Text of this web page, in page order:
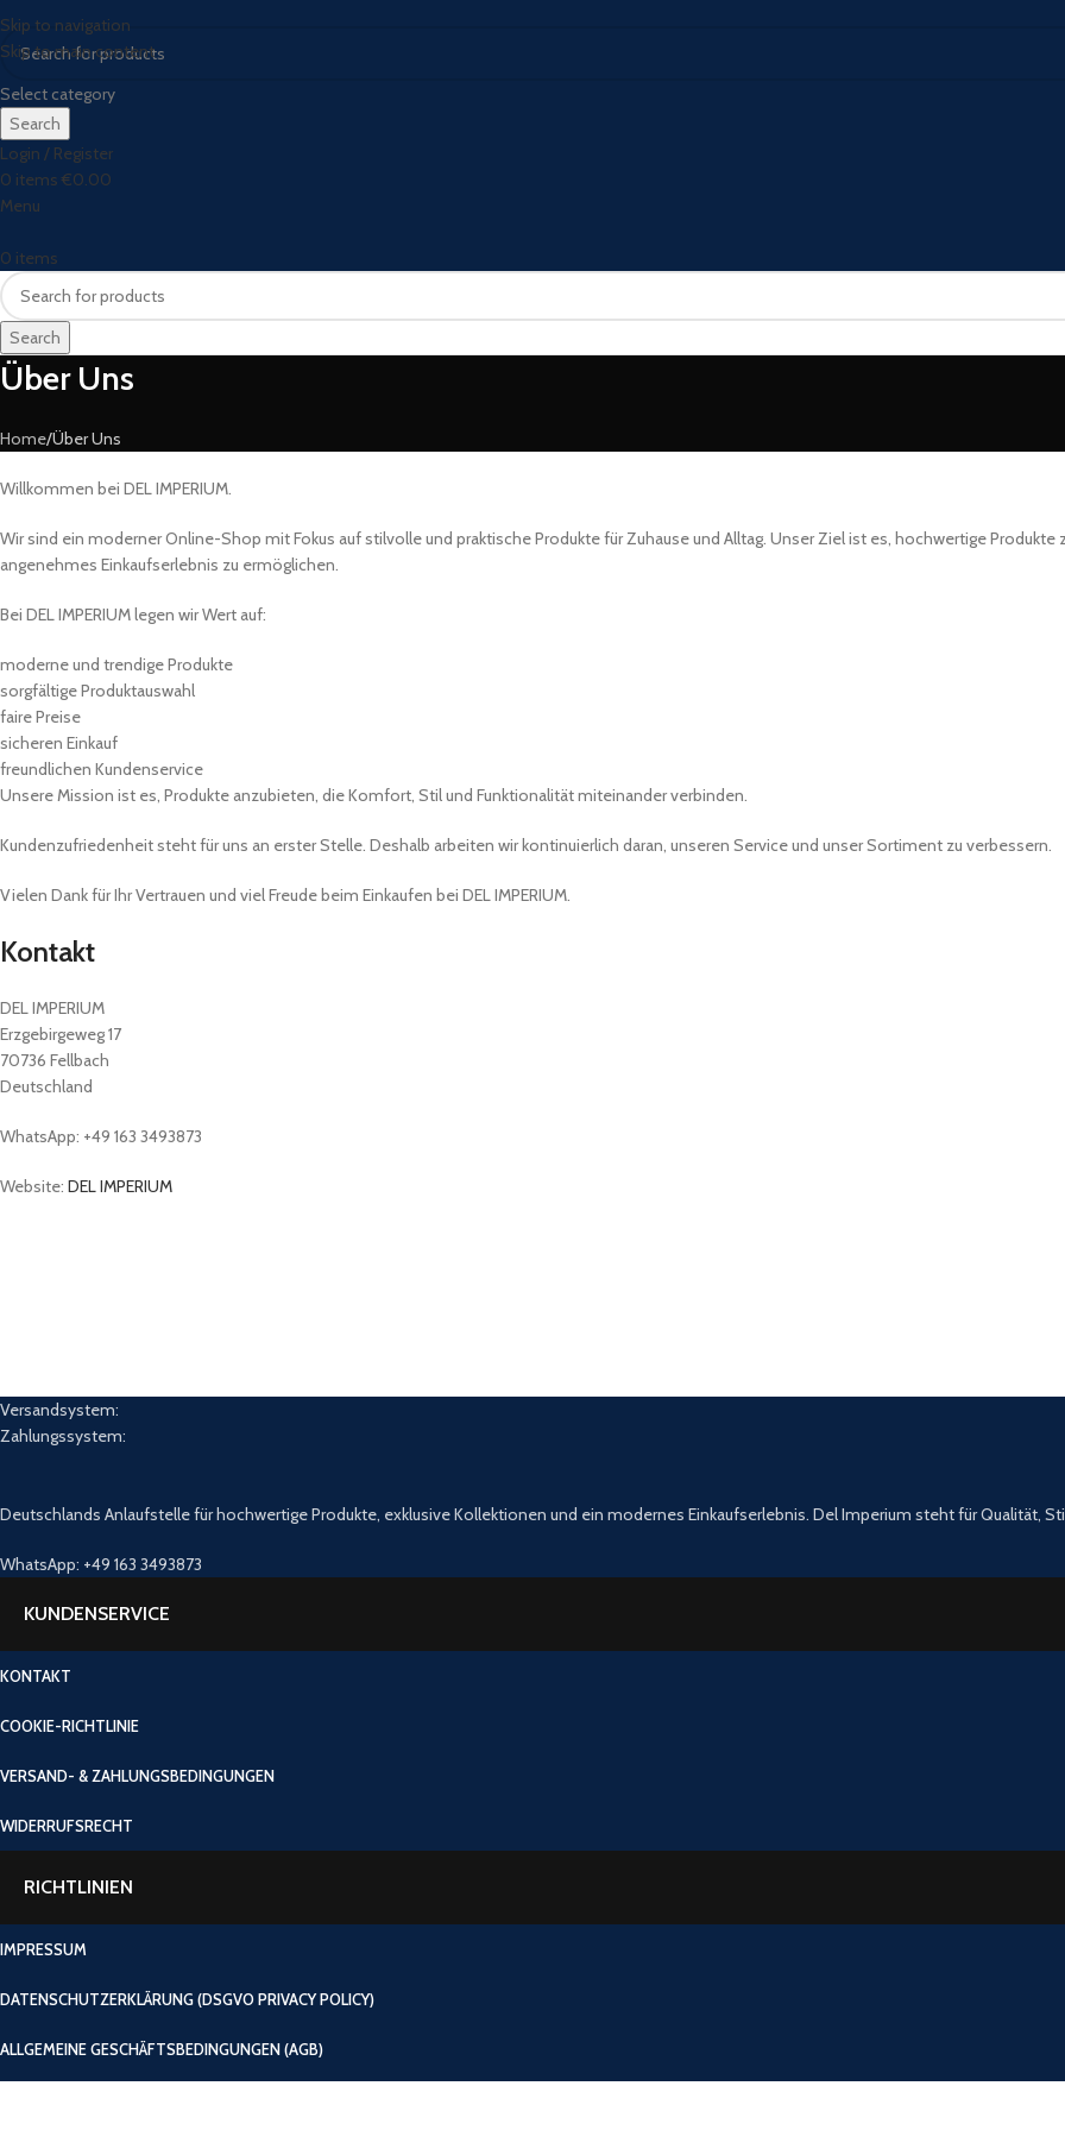
Skip to navigation
Skip to main content
Select category
Search
Login / Register
0 items €0.00
Menu
0 items
Search
Über Uns
Home Über Uns
Willkommen bei DEL IMPERIUM.
Wir sind ein moderner Online-Shop mit Fokus auf stilvolle und praktische Produkte für Zuhause und Alltag. Unser Ziel ist es, hochwertige Produkte
angenehmes Einkaufserlebnis zu ermöglichen.
Bei DEL IMPERIUM legen wir Wert auf:
moderne und trendige Produkte
sorgfältige Produktauswahl
faire Preise
sicheren Einkauf
freundlichen Kundenservice
Unsere Mission ist es, Produkte anzubieten, die Komfort, Stil und Funktionalität miteinander verbinden.
Kundenzufriedenheit steht für uns an erster Stelle. Deshalb arbeiten wir kontinuierlich daran, unseren Service und unser Sortiment zu verbessern.
Vielen Dank für Ihr Vertrauen und viel Freude beim Einkaufen bei DEL IMPERIUM.
Kontakt
DEL IMPERIUM
Erzgebirgeweg 17
70736 Fellbach
Deutschland
WhatsApp: +49 163 3493873
Website: DEL IMPERIUM
Versandsystem:
Zahlungssystem:
Deutschlands Anlaufstelle für hochwertige Produkte, exklusive Kollektionen und ein modernes Einkaufserlebnis. Del Imperium steht für Qualität,
WhatsApp: +49 163 3493873
KUNDENSERVICE
KONTAKT
COOKIE-RICHTLINIE
VERSAND- & ZAHLUNGSBEDINGUNGEN
WIDERRUFSRECHT
RICHTLINIEN
IMPRESSUM
DATENSCHUTZERKLÄRUNG (DSGVO PRIVACY POLICY)
ALLGEMEINE GESCHÄFTSBEDINGUNGEN (AGB)